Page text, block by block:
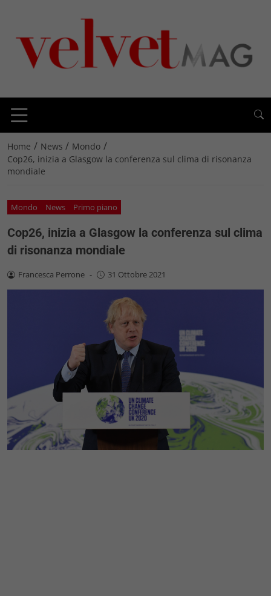
Home / News / Mondo /
Cop26, inizia a Glasgow la conferenza sul clima di risonanza
mondiale
Mondo News Primo piano
Cop26, inizia a Glasgow la conferenza sul clima
di risonanza mondiale
Francesca Perrone - 31 Ottobre 2021